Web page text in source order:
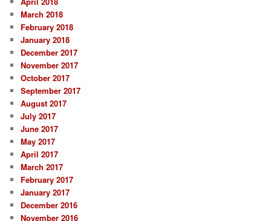
March 2018
February 2018
January 2018
December 2017
November 2017
October 2017
September 2017
August 2017
July 2017
June 2017
May 2017
April 2017
March 2017
February 2017
January 2017
December 2016
November 2016